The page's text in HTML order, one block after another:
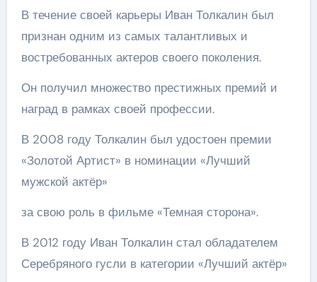
В течение своей карьеры Иван Толкалин был
признан одним из самых талантливых и
востребованных актеров своего поколения.
Он получил множество престижных премий и
наград в рамках своей профессии.
В 2008 году Толкалин был удостоен премии
«Золотой Артист» в номинации «Лучший
мужской актёр»
за свою роль в фильме «Темная сторона».
В 2012 году Иван Толкалин стал обладателем
Серебряного гусли в категории «Лучший актёр»